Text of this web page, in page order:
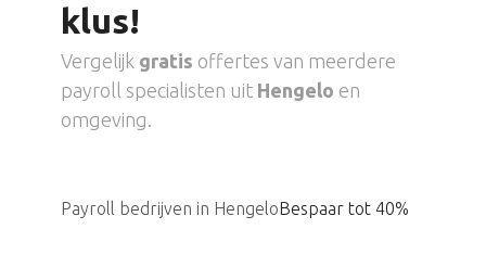
klus!
Vergelijk gratis offertes van meerdere
payroll specialisten uit Hengelo en
omgeving.
Payroll bedrijven in HengeloBespaar tot 40%